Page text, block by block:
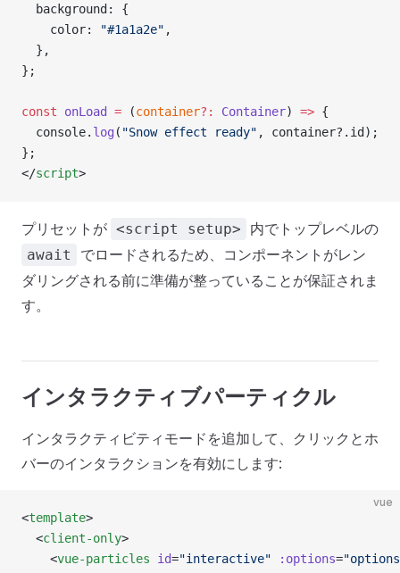
  background: {
    color:
"#1a1a2e" ,
  },
};
const onLoad = (container?: Container) => {
  console.
log ( "Snow effect ready" , container?.id);
};
</script>
プリセットが <script setup> 内でトップレベルの
await
でロードされるため、コンポーネントがレン
ダリングされる前に準備が整っていることが保証されま
す。
インタラクティブパーティクル
インタラクティビティモードを追加して、クリックとホ
バーのインタラクションを有効にします:
vue
<template>
  <
client-only>
    <
vue-particles id="interactive" :options=